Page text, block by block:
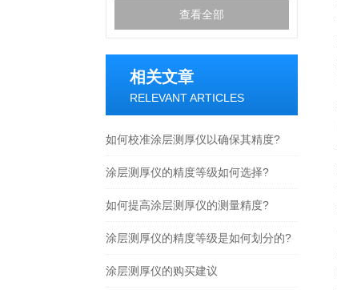
查看全部
相关文章
RELEVANT ARTICLES
如何校准涂层测厚仪以确保其精度?
涂层测厚仪的精度等级如何选择?
如何提高涂层测厚仪的测量精度?
涂层测厚仪的精度等级是如何划分的?
涂层测厚仪的购买建议